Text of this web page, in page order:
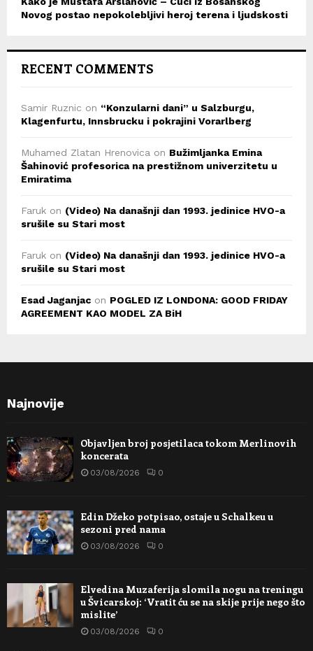
Novog postao nepokolebljivi heroj terena i ljudskosti
RECENT COMMENTS
Samir Ruznic on “Konzularni dani” u Salzburgu,
Klagenfurtu, Innsbrucku i pokrajini Vorarlberg
Muhamed Zlatan Hrenovica on Bužimljanka Emina
Šahinović profesorica na prestižnom univerzitetu u
Emiratima
Faruk on (Video) Na današnji dan 1993. jedinice HVO-a
srušile su Stari most
Faruk on (Video) Na današnji dan 1993. jedinice HVO-a
srušile su Stari most
Esad Jaganjac on POGLED IZ LONDONA: GOOD FRIDAY
AGREEMENT KAO MODEL ZA BiH
Najnovije
Objavljen broj posjetilaca tokom Merlinovih
koncerata
03/08/2026 0
Edin Džeko potpisao, ostaje u Schalkeu u
sezoni pred nama
03/08/2026 0
Elvedina Muzaferija slomila nogu na treningu
u Švicarskoj: ‘Vratit ću se na skije prije nego što
mislite’
03/08/2026 0